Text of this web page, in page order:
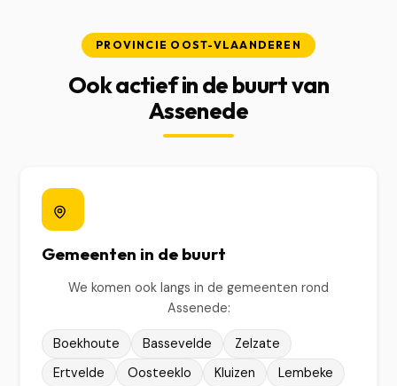
PROVINCIE OOST-VLAANDEREN
Ook actief in de buurt van
Assenede
Gemeenten in de buurt
We komen ook langs in de gemeenten rond
Assenede:
Boekhoute Bassevelde
Zelzate
Ertvelde
Oosteeklo Kluizen
Lembeke